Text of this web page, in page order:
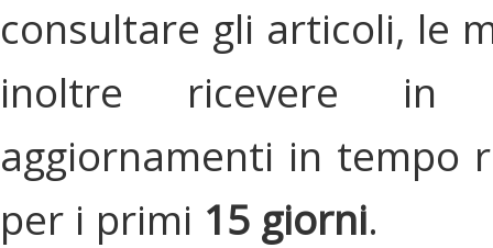
consultare gli articoli, le
inoltre ricevere in
aggiornamenti in tempo
per i primi 15 giorni.